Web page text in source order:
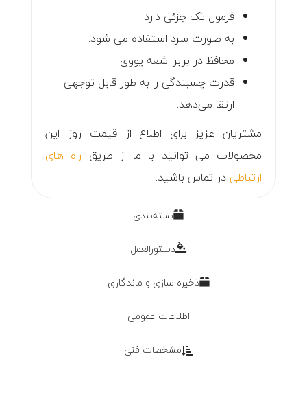
فرمول تک جزئی دارد.
به صورت سرد استفاده می شود.
محافظ در برابر اشعه یووی
قدرت چسبندگی را به طور قابل توجهی
ارتقا می‌دهد.
مشتریان عزیز برای اطلاع از قیمت روز این
محصولات می توانید با ما از طریق راه های
ارتباطیدر تماس باشید.
بسته‌بندی
دستورالعمل
ذخیره سازی و ماندگاری
اطلاعات عمومی
مشخصات فنی